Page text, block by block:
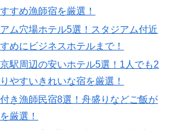
すめ漁師宿を厳選！
ム穴場ホテル5選！スタジアム付近
めにビジネスホテルまで！
駅周辺の安いホテル5選！1人でも2
やすいきれいな宿を厳選！
き漁師民宿8選！舟盛りなどご飯が
厳選！